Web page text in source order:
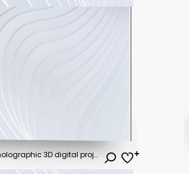
Cyborg using wireframe holographic 3D digital projection of an engine